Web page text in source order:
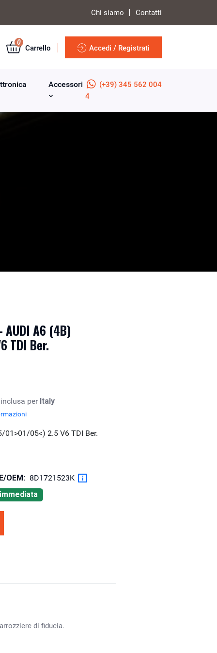
Chi siamo Contatti
0
Carrello Accedi / Registrati
Accessori
(+39) 345 562 004
4
A6 (4B)
TDI Ber.
per Italy
01>01/05<) 2.5 V6 TDI Ber.
OEM: 8D1721523K
di fiducia.